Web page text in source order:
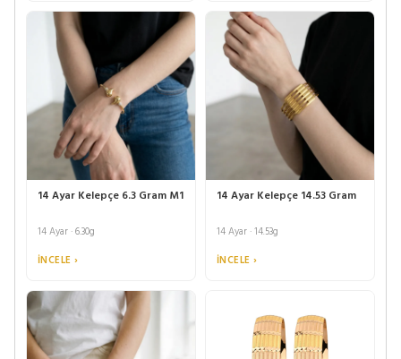
14 Ayar Kelepçe 6.3 Gram M1
14 Ayar · 6.30g
İNCELE ›
14 Ayar Kelepçe 14.53 Gram
14 Ayar · 14.53g
İNCELE ›